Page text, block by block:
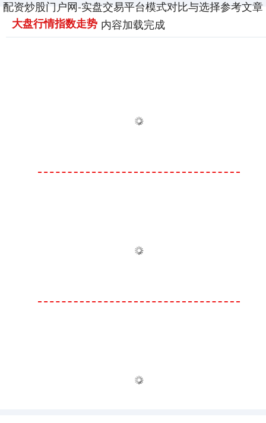
配资炒股门户网-实盘交易平台模式对比与选择参考文章
内容加载完成
大盘行情指数走势